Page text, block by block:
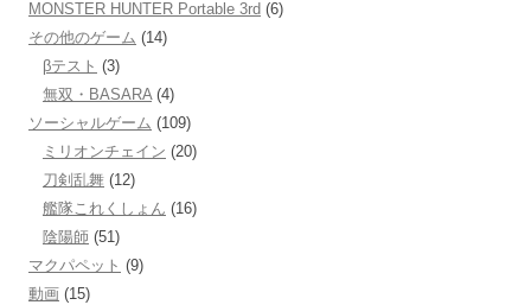
MONSTER HUNTER Portable 3rd (6)
その他のゲーム (14)
βテスト (3)
無双・BASARA(4)
ソーシャルゲーム (109)
ミリオンチェイン (20)
刀剣乱舞 (12)
艦隊これくしょん (16)
陰陽師 (51)
マクパペット (9)
動画 (15)